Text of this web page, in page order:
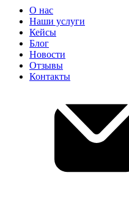
О нас
Наши услуги
Кейсы
Блог
Новости
Отзывы
Контакты